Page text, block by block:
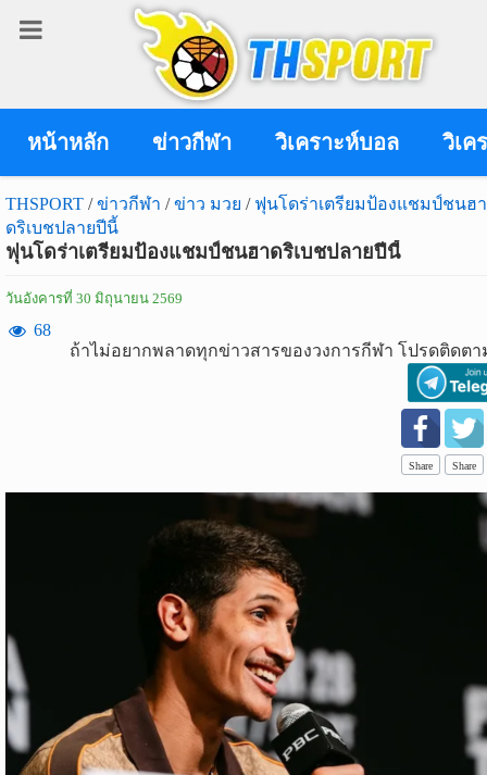
หน้าหลัก ข่าวกีฬา วิเคราะห์บอล วิเค
THSPORT / ข่าวกีฬา / ข่าว มวย / ฟุนโดร่าเตรียมป้องแชมป์ชนฮา
ดริเบชปลายปีนี้
ฟุนโดร่าเตรียมป้องแชมป์ชนฮาดริเบชปลายปีนี้
วันอังคารที่ 30 มิถุนายน 2569
68
ถ้าไม่อยากพลาดทุกข่าวสารของวงการกีฬา โปรดติดตา
Share Share
เข้า
เข้าสู่ระบบ
เข้าสู่ระบบด้วย facebook
สมัคร
สมาชิก
ประเทศ
ข่าว
NBA